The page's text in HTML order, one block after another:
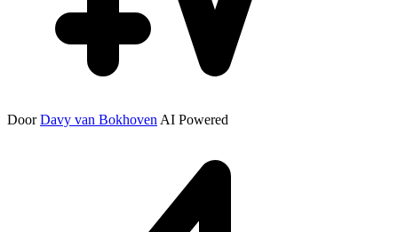
DoorDavy van Bokhoven AI Powered